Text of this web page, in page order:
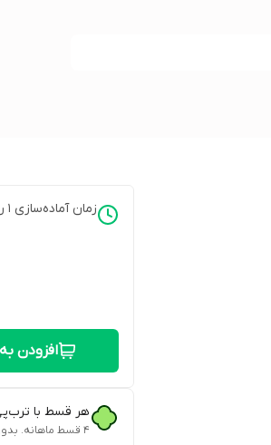
زمان آماده‌سازی 1
افزودن
هر قسط با
۴ قسط ماهانه. بدون سود، چک و ضامن.